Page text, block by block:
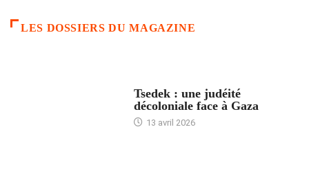
LES DOSSIERS DU MAGAZINE
Tsedek : une judéité
décoloniale face à Gaza
13 avril 2026